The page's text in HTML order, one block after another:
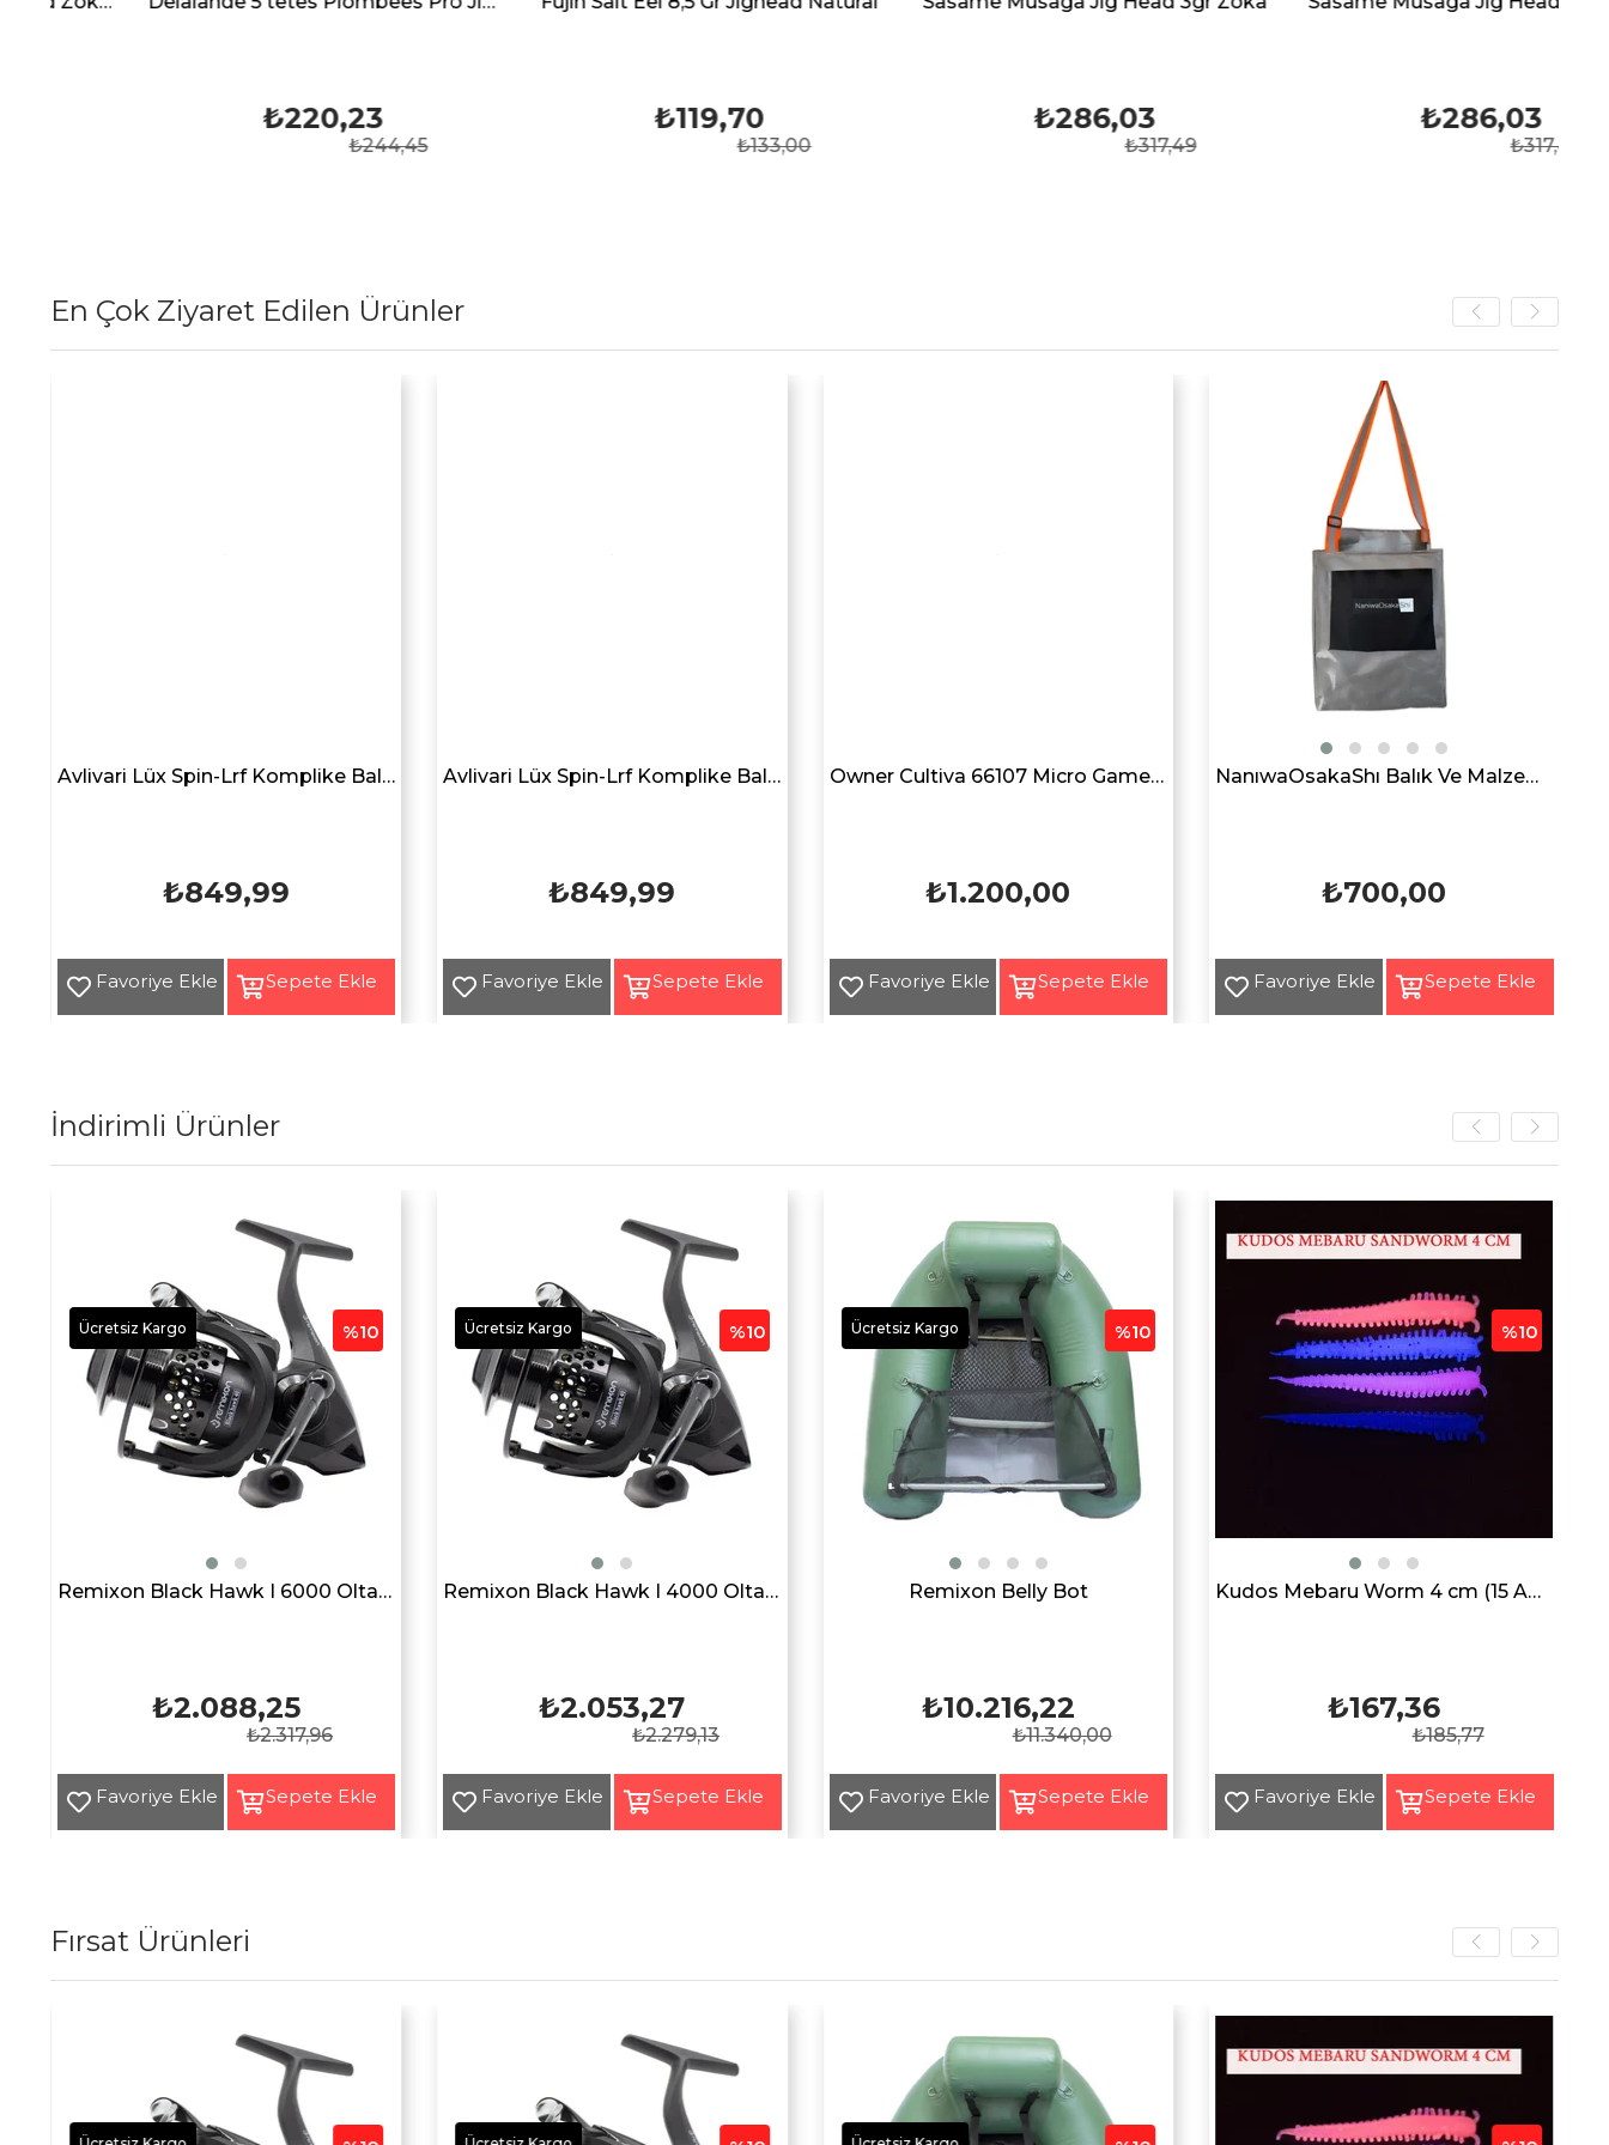
₺220,23 ₺119,70 ₺286,03 ₺286,03
En Çok Ziyaret Edilen Ürünler
Avlivari Lüx Spin-Lrf Komplike Balıkçı Aksesuar Yan Bel Çantası SİYAH
₺849,99
Yeni
Ürün
Avlivari Lüx Spin-Lrf Komplike Balıkçı Aksesuar Yan Bel Çantası HAKİ YEŞİL
₺849,99
Yeni
Ürün
Owner Cultiva 66107 Micro Game PE 4x 150mt Orange İp Misina
₺1.200,00
Yeni
Ürün
NanıwaOsakaShı Balık Ve Malzeme Çantası
₺700,00
Yeni
Ürün
İndirimli Ürünler
Remixon Black Hawk I 6000 Olta Makarası
₺2.088,25
₺2.317,96
%10
Ücretsiz Kargo
Remixon Black Hawk I 4000 Olta Makarası
₺2.053,27
₺2.279,13
%10
Ücretsiz Kargo
Remixon Belly Bot
₺10.216,22
₺11.340,00
%10
Ücretsiz Kargo
Kudos Mebaru Worm 4 cm (15 Adet)
₺167,36
₺185,77
%10
Fırsat Ürünleri